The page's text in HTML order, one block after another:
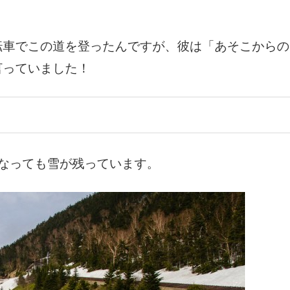
でこの道を登ったんですが、彼は「あそこからの
ていました！
ても雪が残っています。